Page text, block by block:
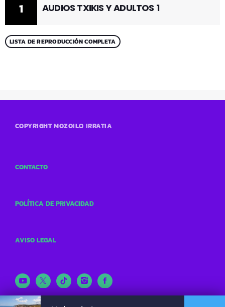
1 AUDIOS TXIKIS Y ADULTOS 1
LISTA DE REPRODUCCIÓN COMPLETA
COPYRIGHT MOZOILO IRRATIA
CONTACTO
POLÍTICA DE PRIVACIDAD
AVISO LEGAL